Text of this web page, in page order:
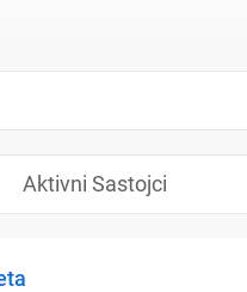
Aktivni Sastojci